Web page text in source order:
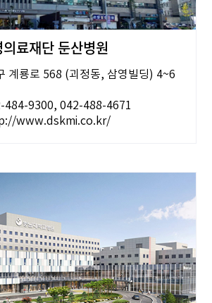
료재단 둔산병원
계룡로 568 (괴정동, 삼영빌딩) 4~6
484-9300, 042-488-4671
www.dskmi.co.kr/